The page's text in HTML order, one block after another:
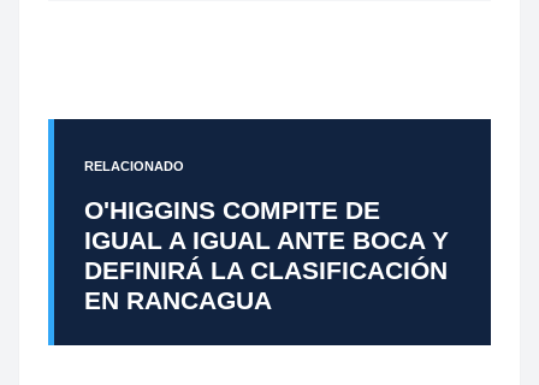
RELACIONADO
O'HIGGINS COMPITE DE
IGUAL A IGUAL ANTE BOCA Y
DEFINIRÁ LA CLASIFICACIÓN
EN RANCAGUA